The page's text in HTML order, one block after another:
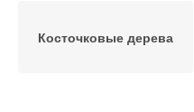
Косточковые дерева